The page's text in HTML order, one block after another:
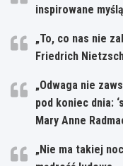
inspirowane
„To, co nas nie
Friedrich
„Odwaga nie
pod koniec dnia:
Mary Anne
„Nie ma takiej